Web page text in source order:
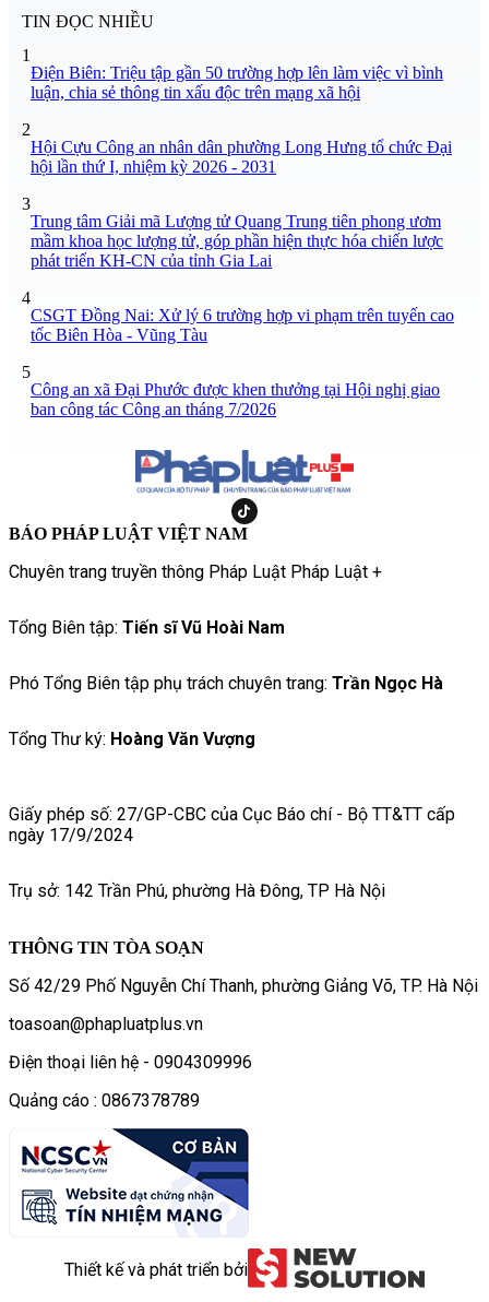
TIN ĐỌC NHIỀU
1
Điện Biên: Triệu tập gần 50 trường hợp lên làm việc vì bình
luận, chia sẻ thông tin xấu độc trên mạng xã hội
2
Hội Cựu Công an nhân dân phường Long Hưng tổ chức Đại
hội lần thứ I, nhiệm kỳ 2026 - 2031
3
Trung tâm Giải mã Lượng tử Quang Trung tiên phong ươm
mầm khoa học lượng tử, góp phần hiện thực hóa chiến lược
phát triển KH-CN của tỉnh Gia Lai
4
CSGT Đồng Nai: Xử lý 6 trường hợp vi phạm trên tuyến cao
tốc Biên Hòa - Vũng Tàu
5
Công an xã Đại Phước được khen thưởng tại Hội nghị giao
ban công tác Công an tháng 7/2026
BÁO PHÁP LUẬT VIỆT NAM
Chuyên trang truyền thông Pháp Luật Pháp Luật +
Tổng Biên tập: Tiến sĩ Vũ Hoài Nam
Phó Tổng Biên tập phụ trách chuyên trang: Trần Ngọc Hà
Tổng Thư ký: Hoàng Văn Vượng
Giấy phép số: 27/GP-CBC của Cục Báo chí - Bộ TT&TT cấp
ngày 17/9/2024
Trụ sở: 142 Trần Phú, phường Hà Đông, TP Hà Nội
THÔNG TIN TÒA SOẠN
Số 42/29 Phố Nguyễn Chí Thanh, phường Giảng Võ, TP. Hà Nội
toasoan@phapluatplus.vn
Điện thoại liên hệ - 0904309996
Quảng cáo : 0867378789
Thiết kế và phát triển bởi